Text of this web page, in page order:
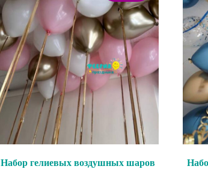
Набор гелиевых воздушных шаров